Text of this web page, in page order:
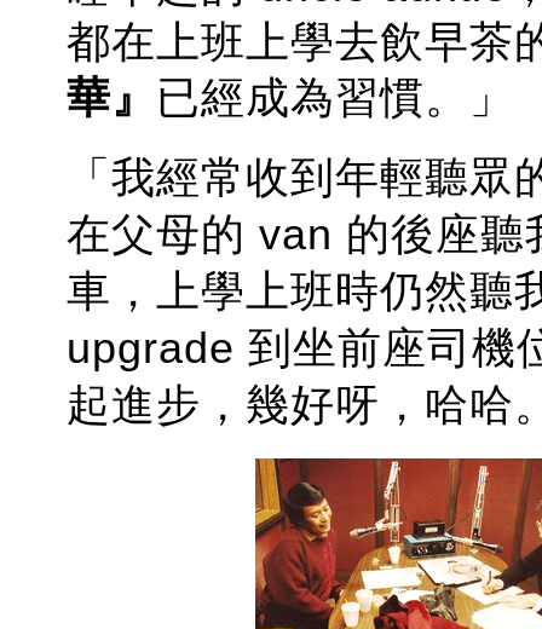
都在上班上學去飲早茶
華』 已經成為習慣。」
「我經常收到年輕聽
在父母的 van 的後座
車，上學上班時仍然聽
upgrade 到坐前座司機
起進步，幾好呀，哈哈